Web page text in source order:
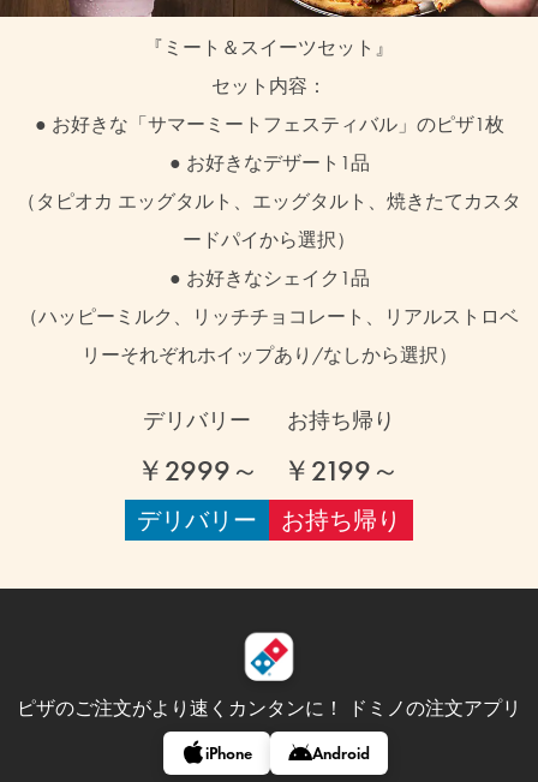
『ミート＆スイーツセット』
セット内容：
● お好きな「サマーミートフェスティバル」のピザ1枚
● お好きなデザート1品
（タピオカ エッグタルト、エッグタルト、焼きたてカスタ
ードパイから選択）
● お好きなシェイク1品
（ハッピーミルク、リッチチョコレート、リアルストロベ
リーそれぞれホイップあり/なしから選択）
デリバリー
￥2999～
デリバリー
お持ち帰り
￥2199～
お持ち帰り
ピザのご注文がより速くカンタンに！ ドミノの注文アプリ
iPhone Android